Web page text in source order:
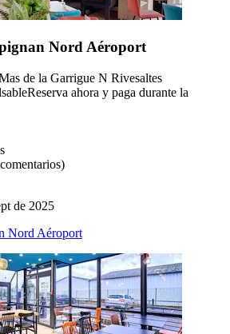
Nord Aéroport
de la Garrigue N Rivesaltes
Reserva ahora y paga durante la
de 2025
Nord Aéroport